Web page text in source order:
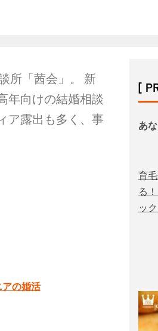
所「茜会」。 新
年向けの結婚相談
ア露出も多く、事
の婚活
[
あ
育
る
ッ